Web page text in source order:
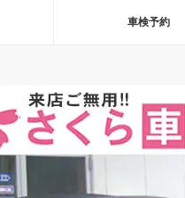
車検予約